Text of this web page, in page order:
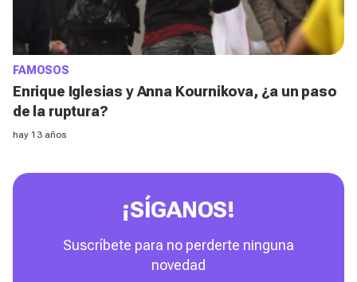
FAMOSOS
Enrique Iglesias y Anna Kournikova, ¿a un paso
de la ruptura?
hay 13 años
¡SÍGANOS!
Suscríbete para no perderte ninguna
novedad